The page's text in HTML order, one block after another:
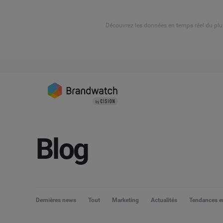
Découvrez les données en temps réel du
Blog
Dernières news Tout Marketing Actualités Tendances